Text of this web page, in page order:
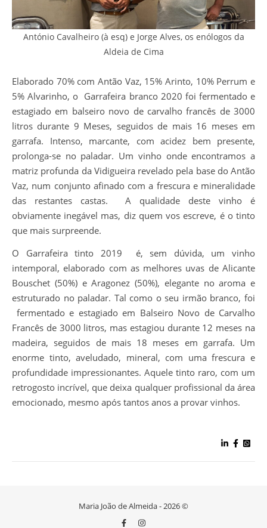
António Cavalheiro (à esq) e Jorge Alves, os enólogos da
Aldeia de Cima
Elaborado 70% com Antão Vaz, 15% Arinto, 10% Perrum e
5% Alvarinho, o Garrafeira branco 2020 foi fermentado e
estagiado em balseiro novo de carvalho francês de 3000
litros durante 9 Meses, seguidos de mais 16 meses em
garrafa. Intenso, marcante, com acidez bem presente,
prolonga-se no paladar. Um vinho onde encontramos a
matriz profunda da Vidigueira revelado pela base do Antão
Vaz, num conjunto afinado com a frescura e mineralidade
das restantes castas. A qualidade deste vinho é
obviamente inegável mas, diz quem vos escreve, é o tinto
que mais surpreende.
O Garrafeira tinto 2019 é, sem dúvida, um vinho
intemporal, elaborado com as melhores uvas de Alicante
Bouschet (50%) e Aragonez (50%), elegante no aroma e
estruturado no paladar. Tal como o seu irmão branco, foi
fermentado e estagiado em Balseiro Novo de Carvalho
Francês de 3000 litros, mas estagiou durante 12 meses na
madeira, seguidos de mais 18 meses em garrafa. Um
enorme tinto, aveludado, mineral, com uma frescura e
profundidade impressionantes. Aquele tinto raro, com um
retrogosto incrível, que deixa qualquer profissional da área
emocionado, mesmo após tantos anos a provar vinhos.
Maria João de Almeida - 2026 ©